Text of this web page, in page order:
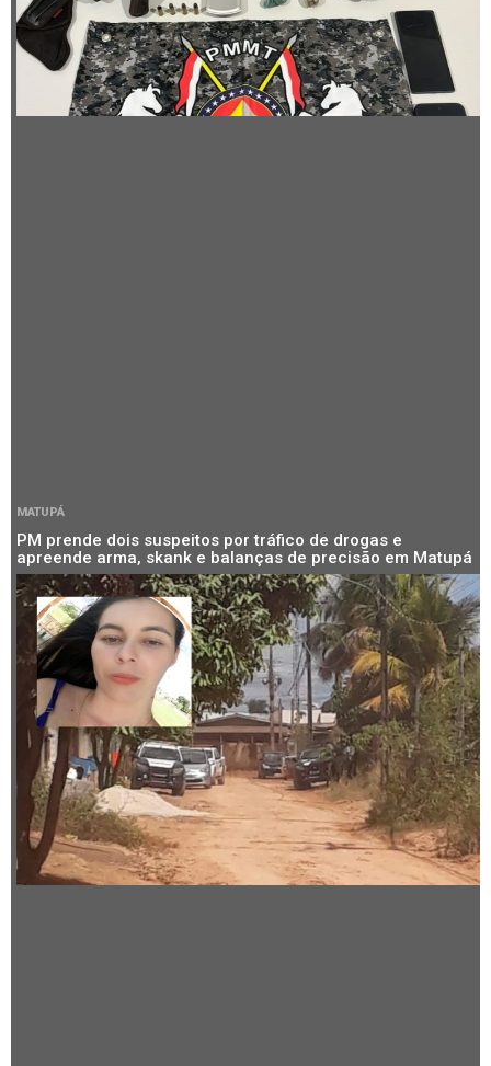
MATUPÁ
PM prende dois suspeitos por tráfico de drogas e
apreende arma, skank e balanças de precisão em Matupá